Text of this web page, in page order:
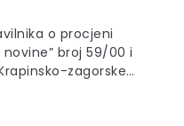
o procjeni
broj 59/00 i
zagorske
se J A V N I U V I